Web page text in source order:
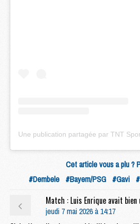
Cet article vous a plu ?
#Dembele #Bayern/PSG #Gavi
Match : Luis Enrique avait bien
jeudi 7 mai 2026 à 14:17